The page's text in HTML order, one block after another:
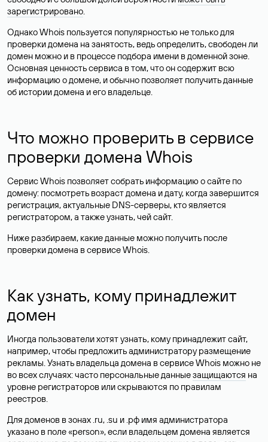
зарегистрировано.
Однако Whois пользуется популярностью не только для
проверки домена на занятость, ведь определить, свободен ли
домен можно и в процессе подбора имени в доменной зоне.
Основная ценность сервиса в том, что он содержит всю
информацию о домене, и обычно позволяет получить данные
об истории домена и его владельце.
Что можно проверить в сервисе
проверки домена Whois
Сервис Whois позволяет собрать информацию о сайте по
домену: посмотреть возраст домена и дату, когда завершится
регистрация, актуальные DNS-серверы, кто является
регистратором, а также узнать, чей сайт.
Ниже разбираем, какие данные можно получить после
проверки домена в сервисе Whois.
Как узнать, кому принадлежит
домен
Иногда пользователи хотят узнать, кому принадлежит сайт,
например, чтобы предложить администратору размещение
рекламы. Узнать владельца домена в сервисе Whois можно не
во всех случаях: часто персональные данныезащищаются на
уровне регистраторов или скрываются по правилам
реестров.
Для доменов в зонах .ru, .su и .рф имя администратора
указано в поле «person», если владельцем домена является